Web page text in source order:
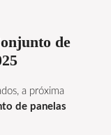
de
a próxima
de panelas